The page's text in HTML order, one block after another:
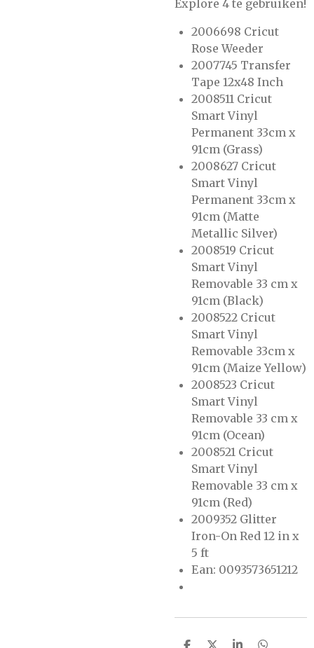
Explore 4 te gebruiken!
2006698 Cricut
Rose Weeder
2007745 Transfer
Tape 12x48 Inch
2008511 Cricut
Smart Vinyl
Permanent 33cm x
91cm (Grass)
2008627 Cricut
Smart Vinyl
Permanent 33cm x
91cm (Matte
Metallic Silver)
2008519 Cricut
Smart Vinyl
Removable 33 cm x
91cm (Black)
2008522 Cricut
Smart Vinyl
Removable 33cm x
91cm (Maize Yellow)
2008523 Cricut
Smart Vinyl
Removable 33 cm x
91cm (Ocean)
2008521 Cricut
Smart Vinyl
Removable 33 cm x
91cm (Red)
2009352 Glitter
Iron-On Red 12 in x
5 ft
Ean: 0093573651212